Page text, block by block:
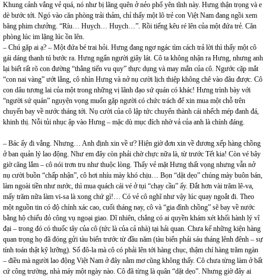
Khung cảnh vắng vẻ quá, nó như bị lãng quên ở nẻo phố yên tĩnh này. Hưng thận trọng và e
dè bước tới. Ngó vào căn phòng trải thảm, chỉ thấy một lô trẻ con Việt Nam đang ngồi xem
băng phim chưởng. “Ríu… Huỵch… Huỵch…”. Rồi tiếng kêu ré lên của một đứa trẻ. Căn
phòng lúc im lặng lúc ồn lên.
– Chú gặp ai ạ? – Một đứa bé trai hỏi. Hưng đang ngơ ngác tìm cách trả lời thì thấy một cô
gái dáng thanh tú bước ra. Hưng ngẩn người giây lát. Cô ta không nhận ra Hưng, nhưng anh
lại biết rất rõ con đường “thẳng tiến vu quy” thực dụng và may mắn của cô. Ngước cặp mắt
“con nai vàng” ướt lẳng, cô nhìn Hưng và nở nụ cười lịch thiệp không chê vào đâu được. Cô
con dâu tương lai của một trong những vị lãnh đạo sứ quán có khác! Hưng trình bày với
“người sứ quán” nguyện vọng muốn gặp người có chức trách để xin mua một chỗ trên
chuyến bay về nước tháng tới. Nụ cười của cô lập tức chuyển thành cái nhếch mép đanh đá,
khinh thị. Nỗi tủi nhục ập vào Hưng – mặc dù mục đích nhờ vả của anh là chính đáng.
– Bác ấy đi vắng. Nhưng… Anh định xin về ư? Hiện giờ đơn xin về đương xếp hàng chồng
ở ban quản lý lao động. Như em đây còn phải chờ chực nữa là, từ trước Tết kia! Còn vé bây
giờ căng lắm – cô nói trơn tru như thuộc lòng. Thấy vẻ mặt Hưng thất vọng nhưng vẫn nở
nụ cười buồn “chấp nhận”, cô hơi nhíu mày khó chịu… Bọn “dặt dẹo” chúng mày buôn bán,
làm ngoài tiền như nước, thì mua quách cái vé ở tụi “chạy cầu” ấy. Đắt hơn vài trăm lê-va,
mấy trăm nữa làm vi-sa là xong chứ gì!… Có vẻ cô nghĩ như vậy lúc quay ngoắt đi. Theo
một nguồn tin có độ chính xác cao, cuối tháng nay, cô và “gia đình chồng” sẽ bay về nước
bằng hộ chiếu đỏ công vụ ngoại giao. Dĩ nhiên, chẳng có ai quyền khám xét khối hành lý vĩ
đại – trong đó có thuốc tây của cô (tức là của cả nhà) tại hải quan. Chưa kể những kiện hàng
quan trọng họ đã đóng gửi tàu biển trước từ đầu năm (tàu biển phải sáu tháng lênh đênh – sự
tính toán thật kỹ lưỡng). Số đô-la mà cô có phải lên tới hàng chục, thậm chí hàng trăm ngàn
– điều mà người lao động Việt Nam ở đây nằm mơ cũng không thấy. Cô chưa từng làm ở bất
cứ công trường, nhà máy một ngày nào. Cô đã từng là quân “dặt dẹo”. Nhưng giờ đây ai